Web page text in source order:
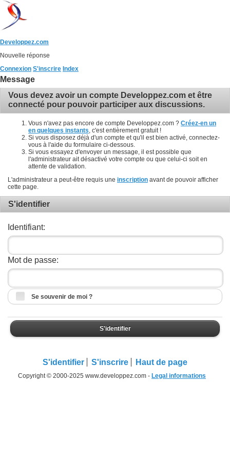
Developpez.com
Nouvelle réponse
Connexion S'inscrire Index
Message
Vous devez avoir un compte Developpez.com et être
connecté pour pouvoir participer aux discussions.
Vous n'avez pas encore de compte Developpez.com ? Créez-en un
en quelques instants , c'est entièrement gratuit !
Si vous disposez déjà d'un compte et qu'il est bien activé, connectez-
vous à l'aide du formulaire ci-dessous.
Si vous essayez d'envoyer un message, il est possible que
l'administrateur ait désactivé votre compte ou que celui-ci soit en
attente de validation.
L'administrateur a peut-être requis une inscription avant de pouvoir afficher
cette page.
S'identifier
Identifiant:
Mot de passe:
Se souvenir de moi ?
S'identifier
S'identifier S'inscrire Haut de page
Copyright © 2000-2025 www.developpez.com - Legal informations